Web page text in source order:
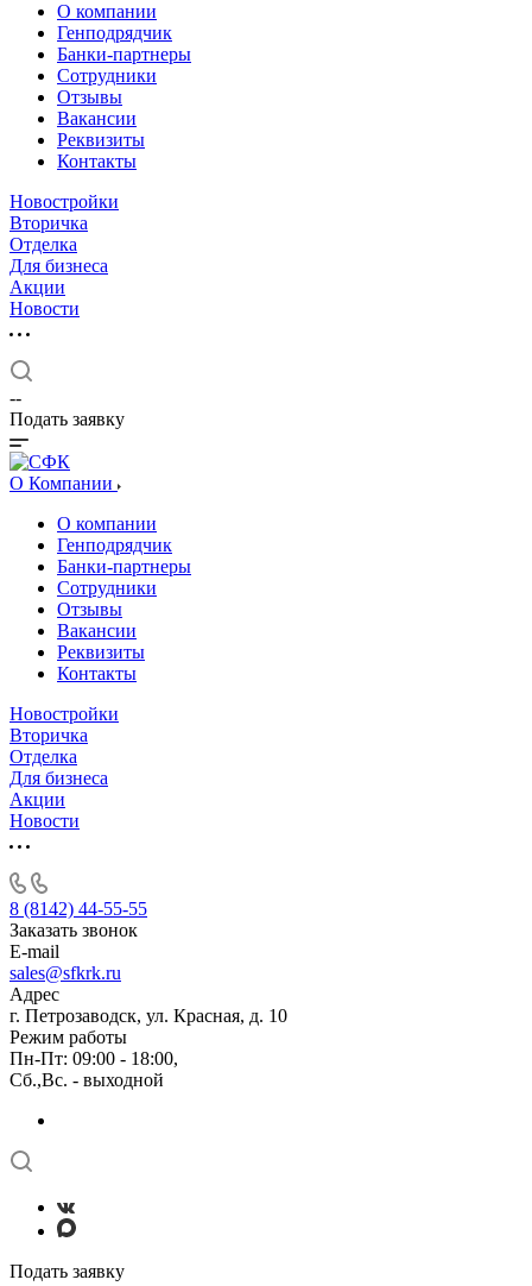
О компании
Генподрядчик
Банки-партнеры
Сотрудники
Отзывы
Вакансии
Реквизиты
Контакты
Новостройки
Вторичка
Отделка
Для бизнеса
Акции
Новости
--
Подать заявку
О Компании
О компании
Генподрядчик
Банки-партнеры
Сотрудники
Отзывы
Вакансии
Реквизиты
Контакты
Новостройки
Вторичка
Отделка
Для бизнеса
Акции
Новости
8 (8142) 44-55-55
Заказать звонок
E-mail
sales@sfkrk.ru
Адрес
г. Петрозаводск, ул. Красная, д. 10
Режим работы
Пн-Пт: 09:00 - 18:00,
Сб.,Вс. - выходной
Подать заявку